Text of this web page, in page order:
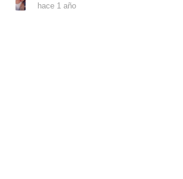
hace 1 año